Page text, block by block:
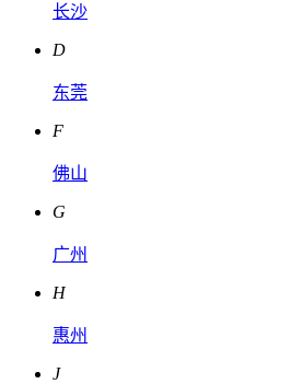
长沙
D
东莞
F
佛山
G
广州
H
惠州
J